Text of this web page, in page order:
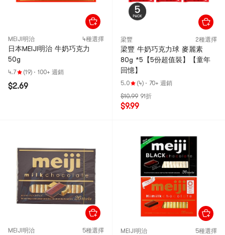
MEIJI明治 4種選擇
日本MEIJI明治 牛奶巧克力
50g
4.7 (19) · 100+ 週銷
$2.69
梁豐 2種選擇
梁豐 牛奶巧克力球 麥麗素
80g *5【5份超值裝】【童年
回憶】
5.0 (4) · 70+ 週銷
$10.99 91折
$9.99
MEIJI明治 5種選擇 MEIJI明治 5種選擇